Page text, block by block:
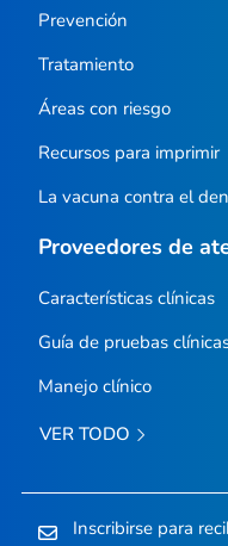
Prevención
Tratamiento
Áreas con riesgo
Recursos para imprimir
La vacuna contra el
Proveedores de
Características clínicas
Guía de pruebas
Manejo clínico
VER TODO
Inscribirse para